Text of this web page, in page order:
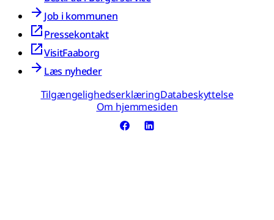
Job i kommunen
Pressekontakt
VisitFaaborg
Læs nyheder
TilgængelighedserklæringDatabeskyttelse
Om hjemmesiden